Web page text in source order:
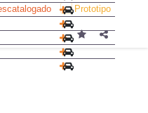
Prototipo